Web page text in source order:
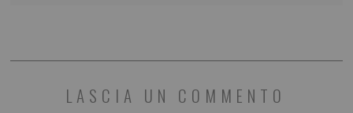
LASCIA UN COMMENTO